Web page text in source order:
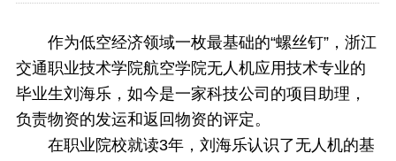
作为低空经济领域一枚最基础的“螺丝钉”，浙江
交通职业技术学院航空学院无人机应用技术专业的
毕业生刘海乐，如今是一家科技公司的项目助理，
负责物资的发运和返回物资的评定。
在职业院校就读3年，刘海乐认识了无人机的基